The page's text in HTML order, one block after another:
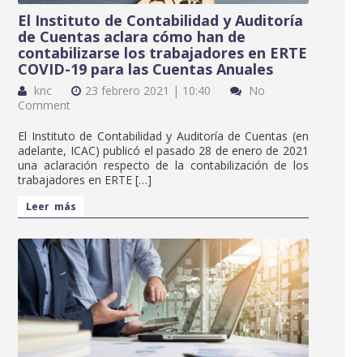
El Instituto de Contabilidad y Auditoría
de Cuentas aclara cómo han de
contabilizarse los trabajadores en ERTE
COVID-19 para las Cuentas Anuales
knc 23 febrero 2021 | 10:40
No
Comment
El Instituto de Contabilidad y Auditoría de Cuentas (en
adelante, ICAC) publicó el pasado 28 de enero de 2021
una aclaración respecto de la contabilización de los
trabajadores en ERTE […]
Leer más